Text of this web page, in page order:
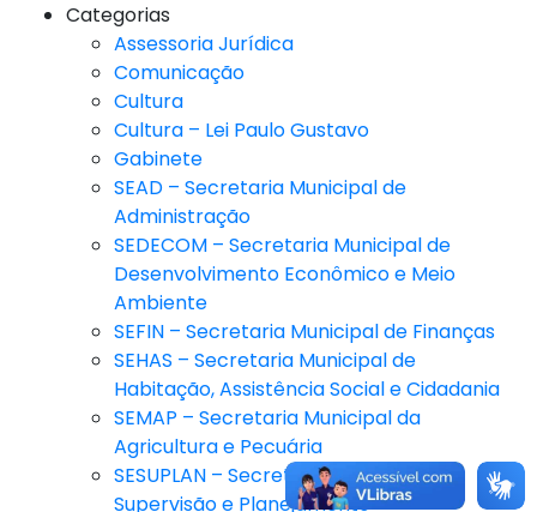
Categorias
Assessoria Jurídica
Comunicação
Cultura
Cultura – Lei Paulo Gustavo
Gabinete
SEAD – Secretaria Municipal de
Administração
SEDECOM – Secretaria Municipal de
Desenvolvimento Econômico e Meio
Ambiente
SEFIN – Secretaria Municipal de Finanças
SEHAS – Secretaria Municipal de
Habitação, Assistência Social e Cidadania
SEMAP – Secretaria Municipal da
Agricultura e Pecuária
SESUPLAN – Secretaria Municipal de
Supervisão e Planejamento